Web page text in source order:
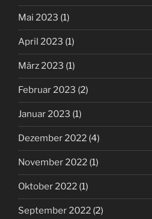
Mai 2023 (1)
April 2023 (1)
März 2023 (1)
Februar 2023 (2)
Januar 2023 (1)
Dezember 2022 (4)
November 2022 (1)
Oktober 2022 (1)
September 2022 (2)